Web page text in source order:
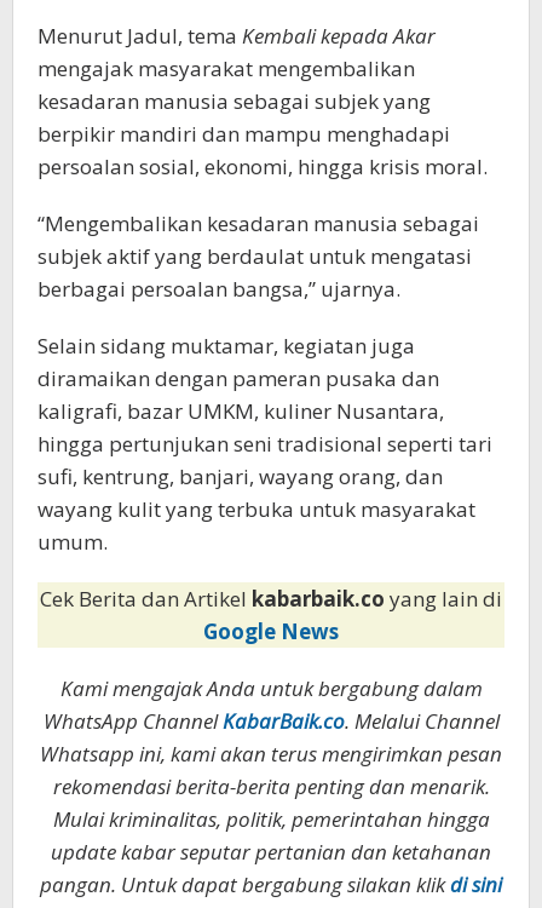
Menurut Jadul, tema Kembali kepada Akar
mengajak masyarakat mengembalikan
kesadaran manusia sebagai subjek yang
berpikir mandiri dan mampu menghadapi
persoalan sosial, ekonomi, hingga krisis moral.
“Mengembalikan kesadaran manusia sebagai
subjek aktif yang berdaulat untuk mengatasi
berbagai persoalan bangsa,” ujarnya.
Selain sidang muktamar, kegiatan juga
diramaikan dengan pameran pusaka dan
kaligrafi, bazar UMKM, kuliner Nusantara,
hingga pertunjukan seni tradisional seperti tari
sufi, kentrung, banjari, wayang orang, dan
wayang kulit yang terbuka untuk masyarakat
umum.
Cek Berita dan Artikel kabarbaik.co yang lain di
Google News
Kami mengajak Anda untuk bergabung dalam
WhatsApp ChannelKabarBaik.co. Melalui Channel
Whatsapp ini, kami akan terus mengirimkan pesan
rekomendasi berita-berita penting dan menarik.
Mulai kriminalitas, politik, pemerintahan hingga
update kabar seputar pertanian dan ketahanan
pangan. Untuk dapat bergabung silakan klikdi sini